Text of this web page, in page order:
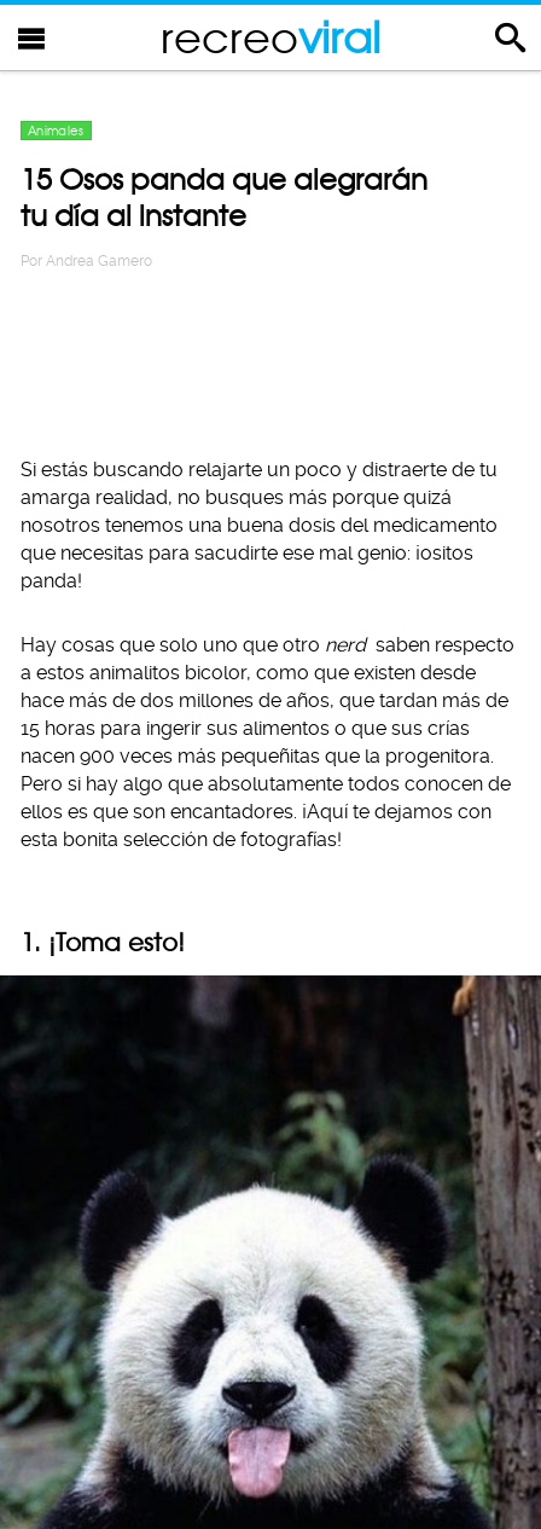
recreoviral
Animales
15 Osos panda que alegrarán
tu día al instante
Por Andrea Gamero
Si estás buscando relajarte un poco y distraerte de tu
amarga realidad, no busques más porque quizá
nosotros tenemos una buena dosis del medicamento
que necesitas para sacudirte ese mal genio: ¡ositos
panda!
Hay cosas que solo uno que otro nerd saben respecto
a estos animalitos bicolor, como que existen desde
hace más de dos millones de años, que tardan más de
15 horas para ingerir sus alimentos o que sus crías
nacen 900 veces más pequeñitas que la progenitora.
Pero si hay algo que absolutamente todos conocen de
ellos es que son encantadores. ¡Aquí te dejamos con
esta bonita selección de fotografías!
1. ¡Toma esto!